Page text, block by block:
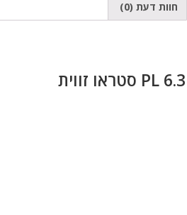
חוות דעת (0)